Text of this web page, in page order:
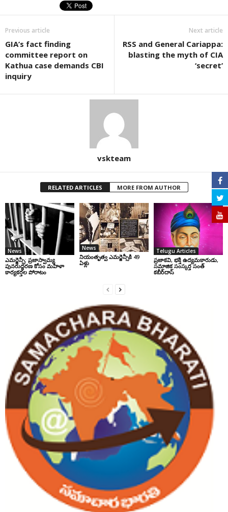
Previous article
GIA’s fact finding
committee report on
Kathua case demands CBI
inquiry
Next article
RSS and General Cariappa:
blasting the myth of CIA
‘secret’
vskteam
RELATED ARTICLES MORE FROM AUTHOR
News
ఎమర్జెన్సీ: ప్రజాస్వామ్య
పునరుద్ధరణ కోసం మహిళా
కార్యకర్తల పోరాటం
News
నియంతృత్వ ఎమర్జెన్సీకి 49
ఏళ్లు
Telugu Articles
ప్రజాకవి, భక్తి ఉద్యమకారుడు,
సమాజిక సంస్కర్త సంత్‌
కబీర్‌దాస్‌